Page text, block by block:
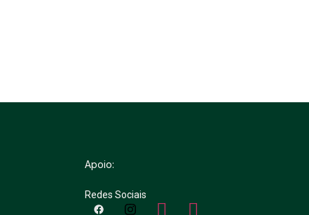
Apoio:
Redes Sociais